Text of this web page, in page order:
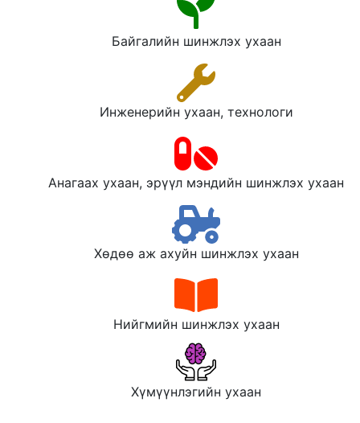
Байгалийн шинжлэх ухаан
Инженерийн ухаан, технологи
Анагаах ухаан, эрүүл мэндийн шинжлэх ухаан
Хөдөө аж ахуйн шинжлэх ухаан
Нийгмийн шинжлэх ухаан
Хүмүүнлэгийн ухаан